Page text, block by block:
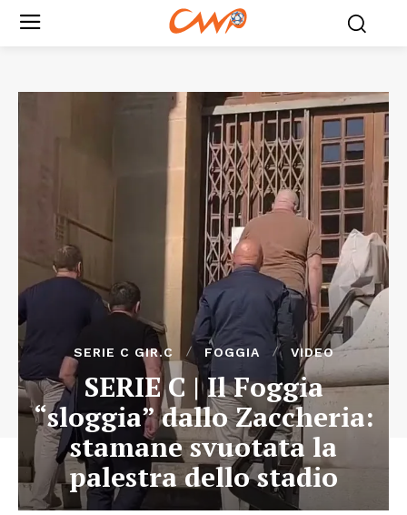
SERIE C GIR.C FOGGIA VIDEO
SERIE C | Il Foggia
“sloggia” dallo Zaccheria:
stamane svuotata la
palestra dello stadio